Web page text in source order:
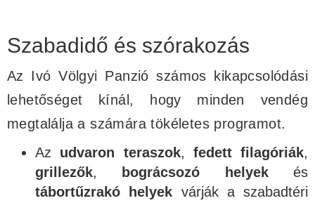
Szabadidő és szórakozás
Az Ivó Völgyi Panzió számos kikapcsolódási
lehetőséget kínál, hogy minden vendég
megtalálja a számára tökéletes programot.
Az udvaron teraszok, fedett filagóriák,
grillezők, bográcsozó helyekés
tábortűzrakó helyek várják a szabadtéri